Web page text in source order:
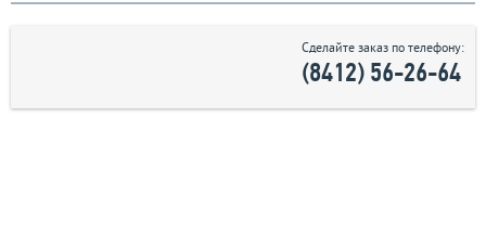
Сделайте заказ по телефону:
(8412) 56-26-64